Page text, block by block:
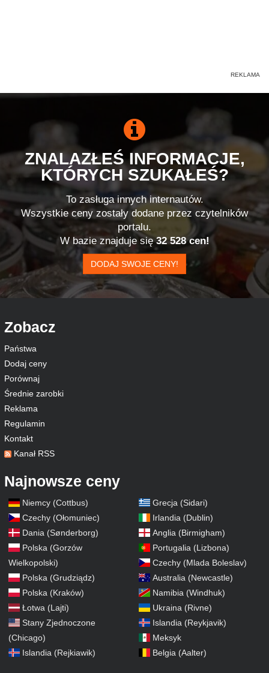
ZNALAZŁEŚ INFORMACJE,
KTÓRYCH SZUKAŁEŚ?
To zasługa innych internautów.
Wszystkie ceny zostały dodane przez czytelników
portalu.
W bazie znajduje się32 528 cen!
DODAJ SWOJE CENY!
Zobacz
Państwa
Dodaj ceny
Porównaj
Średnie zarobki
Reklama
Regulamin
Kontakt
Kanał RSS
Najnowsze ceny
Niemcy (Cottbus)
Czechy (Ołomuniec)
Dania (Sønderborg)
Polska (Gorzów
Wielkopolski)
Polska (Grudziądz)
Polska (Kraków)
Łotwa (Lajti)
Stany Zjednoczone
(Chicago)
Islandia (Rejkiawik)
Grecja (Sidari)
Irlandia (Dublin)
Anglia (Birmigham)
Portugalia (Lizbona)
Czechy (Mlada Boleslav)
Australia (Newcastle)
Namibia (Windhuk)
Ukraina (Rivne)
Islandia (Reykjavik)
Meksyk
Belgia (Aalter)